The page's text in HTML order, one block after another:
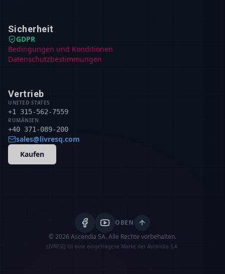
Sicherheit
GDPR
Bedingungen und Konditionen
Datenschutzbestimmungen
Vertrieb
UNITED STATES
+1 315-562-7559
RUMÄNIEN
+40 371-089-200
sales@livresq.com
Kaufen
OBEN
© 2026 Ascendia SA. Alle Rechte vorbehalten.
LIVRESQ ist eine eingetragene Marke der Ascendia S.A.